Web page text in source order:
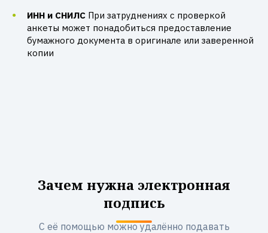
ИНН и СНИЛС При затруднениях с проверкой
анкеты может понадобиться предоставление
бумажного документа в оригинале или заверенной
копии
Зачем нужна электронная
подпись
С её помощью можно удалённо подавать